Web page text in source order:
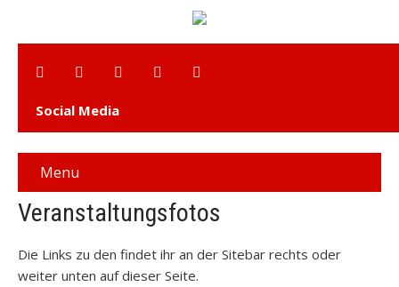
Social Media
Menu
Veranstaltungsfotos
Die Links zu den findet ihr an der Sitebar rechts oder
weiter unten auf dieser Seite.